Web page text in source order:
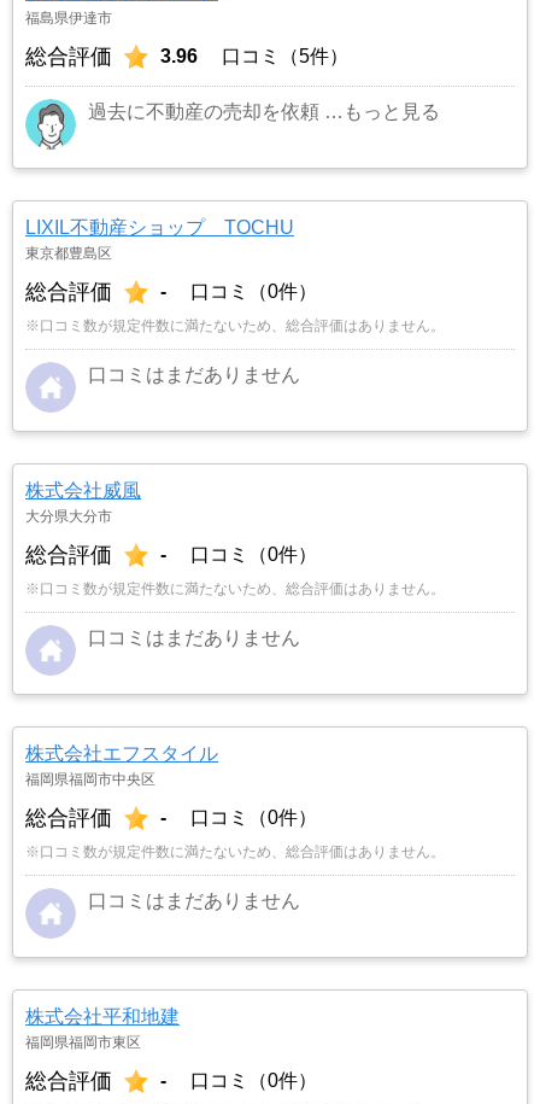
「ナカジツ」に決めました。
福島県伊達市
総合評価 3.96 口コミ（5件）
過去に不動産の売却を依頼 …もっと見る
LIXIL不動産ショップ TOCHU
東京都豊島区
総合評価 - 口コミ（0件）
※口コミ数が規定件数に満たないため、総合評価はありません。
口コミはまだありません
株式会社威風
大分県大分市
総合評価 - 口コミ（0件）
※口コミ数が規定件数に満たないため、総合評価はありません。
口コミはまだありません
株式会社エフスタイル
福岡県福岡市中央区
総合評価 - 口コミ（0件）
※口コミ数が規定件数に満たないため、総合評価はありません。
口コミはまだありません
株式会社平和地建
福岡県福岡市東区
総合評価 - 口コミ（0件）